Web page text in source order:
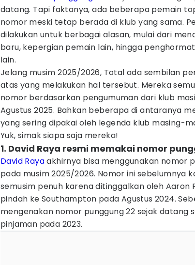
datang. Tapi faktanya, ada beberapa pemain
nomor meski tetap berada di klub yang sama.
dilakukan untuk berbagai alasan, mulai dari
baru, kepergian pemain lain, hingga
lain.
Jelang musim 2025/2026, Total ada sembilan
atas yang melakukan hal tersebut. Mereka
nomor berdasarkan pengumuman dari klub
Agustus 2025. Bahkan beberapa di antaranya
yang sering dipakai oleh legenda klub masing-
Yuk, simak siapa saja mereka!
1. David Raya resmi memakai nomor
David Rayaakhirnya bisa menggunakan nomor
pada musim 2025/2026. Nomor ini sebelumnya
semusim penuh karena ditinggalkan oleh Aaron
pindah ke Southampton pada Agustus 2024.
mengenakan nomor punggung 22 sejak datang
pinjaman pada 2023.